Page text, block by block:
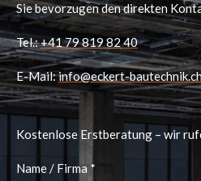
Sie bevorzugen den direkten
Tel.:+41 79 819 82 40
E-Mail:info@eckert-
Kostenlose Erstberatung – wir
Name / Firma *